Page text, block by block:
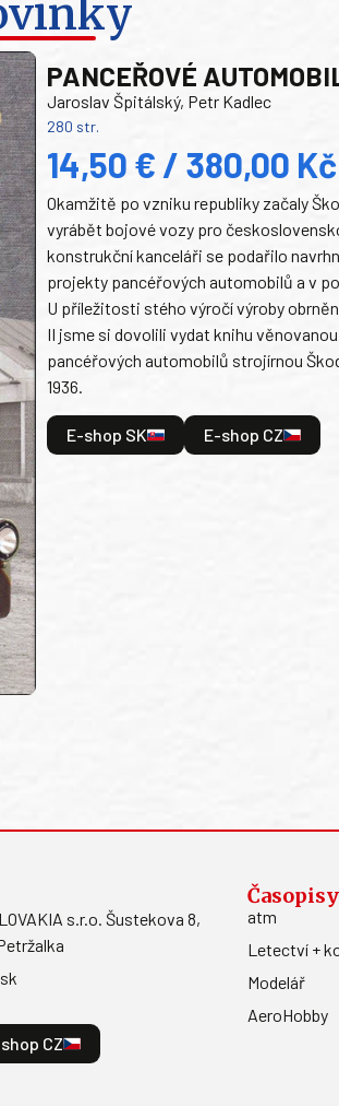
PANCEŘOVÉ
Jaroslav Špitálský, Petr Kadlec
280 str.
14,50 € / 380,00 Kč
Okamžitě po vzniku republiky začaly
vyrábět bojové vozy pro
konstrukční kanceláři se podařilo
projekty pancéřových automobilů a v
U příležitosti stého výročí výroby
II jsme si dovolili vydat knihu
pancéřových automobilů strojírnou
1936.
E-shop SK E-shop CZ
s.r.o. Šustekova 8,
CZ
Časopisy
atm
Letectví +
Modelář
AeroHobby